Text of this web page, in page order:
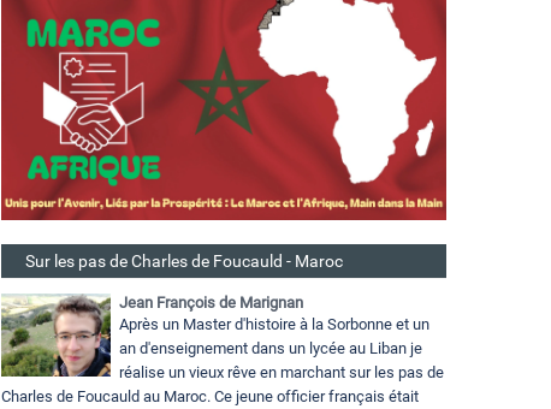
Sur les pas de Charles de Foucauld - Maroc
Jean François de Marignan
Après un Master d'histoire à la Sorbonne et un
an d'enseignement dans un lycée au Liban je
réalise un vieux rêve en marchant sur les pas de
Charles de Foucauld au Maroc. Ce jeune officier français était